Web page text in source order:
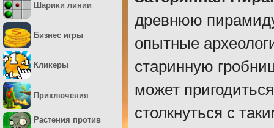
древнюю
опытные
старинную
может
столкнуться с
Шарики линии
Бизнес игры
Кликеры
Приключения
Растения против